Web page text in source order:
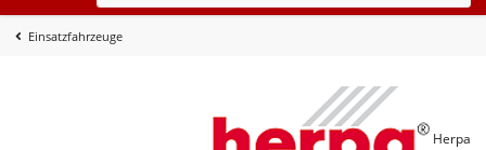
Einsatzfahrzeuge
Herpa